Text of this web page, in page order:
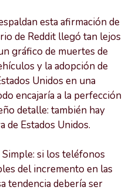
esta afirmación de
de Reddit llegó tan lejos
gráfico de muertes de
y la adopción de
Unidos en una
encajaría a la perfección
detalle: también hay
Estados Unidos.
si los teléfonos
del incremento en las
tendencia debería ser